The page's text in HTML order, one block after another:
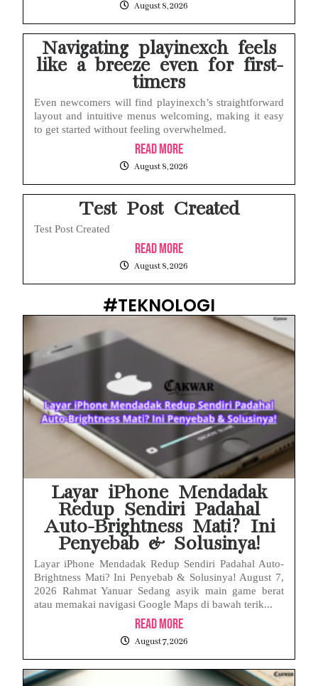
August 8, 2026
Navigating playinexch feels
like a breeze even for first-
timers
Even newcomers will find playinexch’s straightforward
layout and intuitive menus welcoming, making it easy
to get started without feeling overwhelmed.
Read More
August 8, 2026
Test Post Created
Test Post Created
Read More
August 8, 2026
#TEKNOLOGI
Layar iPhone Mendadak
Redup Sendiri Padahal
Auto-Brightness Mati? Ini
Penyebab & Solusinya!
Layar iPhone Mendadak Redup Sendiri Padahal Auto-
Brightness Mati? Ini Penyebab & Solusinya! August 7,
2026 Rahmat Yanuar Sedang asyik main game berat
atau memakai navigasi Google Maps di bawah terik...
Read More
August 7, 2026